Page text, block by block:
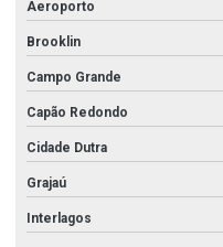
Aeroporto
Brooklin
Campo Grande
Capão Redondo
Cidade Dutra
Grajaú
Interlagos